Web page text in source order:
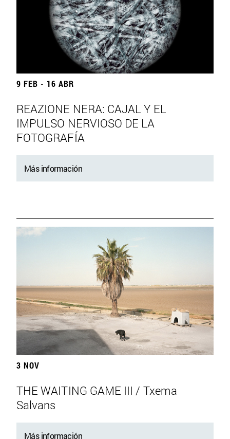
9 FEB - 16 ABR
REAZIONE NERA: CAJAL Y EL
IMPULSO NERVIOSO DE LA
FOTOGRAFÍA
Más información
3 NOV
THE WAITING GAME III / Txema
Salvans
Más información